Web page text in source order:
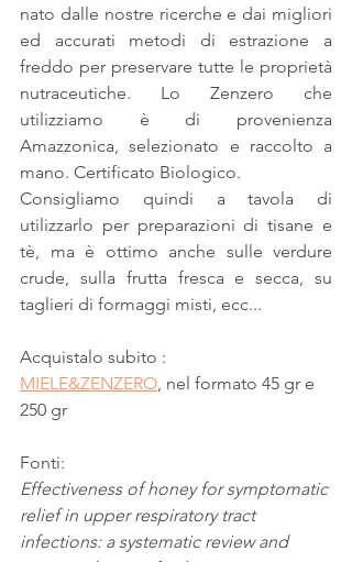
nato dalle nostre ricerche e dai migliori
ed accurati metodi di estrazione a
freddo per preservare tutte le proprietà
nutraceutiche. Lo Zenzero che
utilizziamo è di provenienza
Amazzonica, selezionato e raccolto a
mano. Certificato Biologico.
Consigliamo quindi a tavola di
utilizzarlo per preparazioni di tisane e
tè, ma è ottimo anche sulle verdure
crude, sulla frutta fresca e secca, su
taglieri di formaggi misti, ecc...
Acquistalo subito :
MIELE&ZENZERO, nel formato 45 gr e
250 gr
Fonti:
Effectiveness of honey for symptomatic
relief in upper respiratory tract
infections: a systematic review and